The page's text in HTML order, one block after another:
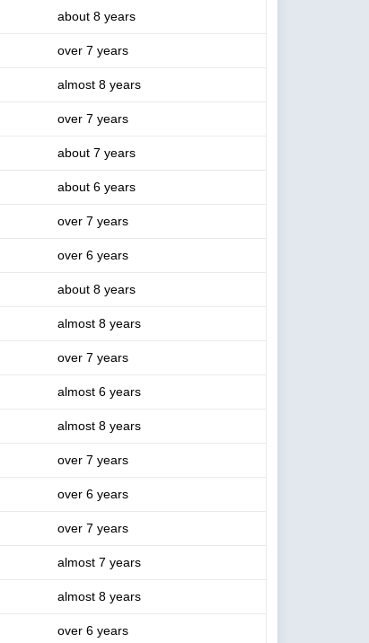
about 8 years
over 7 years
almost 8 years
over 7 years
about 7 years
about 6 years
over 7 years
over 6 years
about 8 years
almost 8 years
over 7 years
almost 6 years
almost 8 years
over 7 years
over 6 years
over 7 years
almost 7 years
almost 8 years
over 6 years